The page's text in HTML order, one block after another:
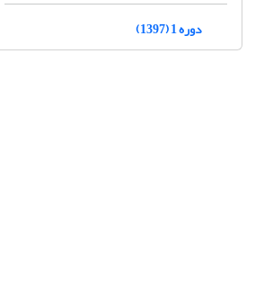
دوره 1 (1397)